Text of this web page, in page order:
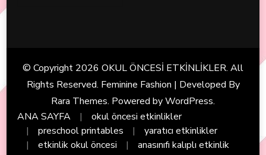
© Copyright 2026 OKUL ÖNCESİ ETKİNLİKLER. All
Rights Reserved. Feminine Fashion | Developed By
Rara Themes. Powered byWordPress.
ANA SAYFA
okul öncesi etkinlikler
preschool printables
yaratıcı etkinlikler
etkinlik okul öncesi
anasınıfı kalıplı etkinlik